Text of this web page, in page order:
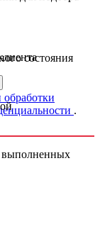
состояния
выполненных
.